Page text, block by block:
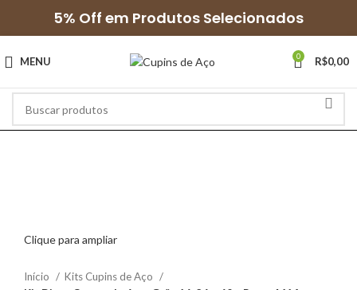
5% Off em Produtos Selecionados
MENU 0 R$0,00
Clique para ampliar
Início
Kits Cupins de Aço